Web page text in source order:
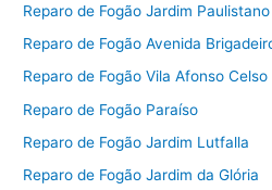
Reparo de Fogão Jardim Paulistano
Reparo de Fogão Avenida
Reparo de Fogão Vila Afonso Celso
Reparo de Fogão Paraíso
Reparo de Fogão Jardim Lutfalla
Reparo de Fogão Jardim da Glória